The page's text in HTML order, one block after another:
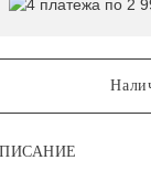
4 платежа по 2